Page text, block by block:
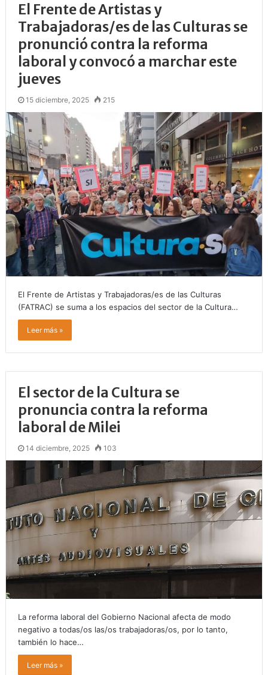
El Frente de Artistas y
Trabajadoras/es de las Culturas se
pronunció contra la reforma
laboral y convocó a marchar este
jueves
15 diciembre, 2025 215
El Frente de Artistas y Trabajadoras/es de las Culturas
(FATRAC) se suma a los espacios del sector de la Cultura…
Leer más »
El sector de la Cultura se
pronuncia contra la reforma
laboral de Milei
14 diciembre, 2025 103
La reforma laboral del Gobierno Nacional afecta de modo
negativo a todas/os las/os trabajadoras/os, por lo tanto,
también lo hace…
Leer más »